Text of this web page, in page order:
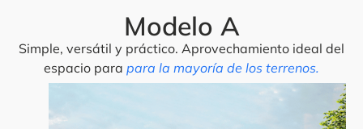
Modelo A
Simple, versátil y práctico. Aprovechamiento ideal del
espacio para para la mayoría de los terrenos.